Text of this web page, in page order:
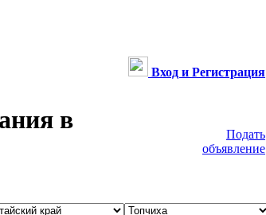
Вход и Регистрация
в
Подать
объявление